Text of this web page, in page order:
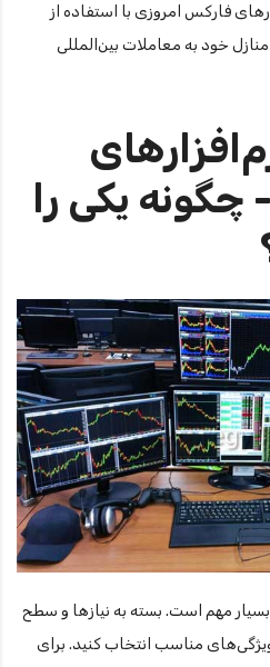
فارکس امروزی با استفاده از
منازل خود به معاملات بین‌المللی
چگونه یکی را
بسیار مهم است. بسته به نیازها و سطح
ویژگی‌های مناسب انتخاب کنید. برای